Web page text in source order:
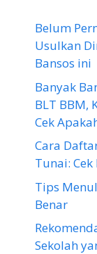
Belum
Usulkan
Bansos ini
Banyak
BLT BBM,
Cek
Cara
Tunai:
Tips
Benar
Sekolah